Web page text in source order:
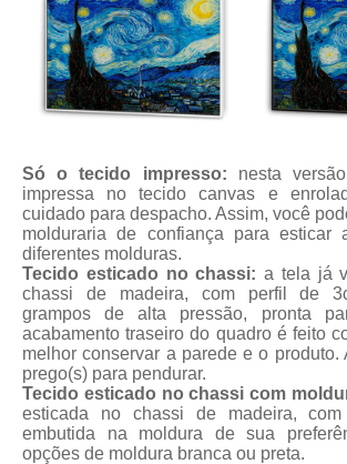
Só o tecido impresso: nesta
impressa no tecido canvas e
cuidado para despacho. Assim, você
molduraria de confiança para
diferentes molduras.
Tecido esticado no chassi: a tela já
chassi de madeira, com perfil de
grampos de alta pressão, pronta
acabamento traseiro do quadro é feito
melhor conservar a parede e o produto.
prego(s) para pendurar.
Tecido esticado no chassi com
esticada no chassi de madeira,
embutida na moldura de sua
opções de moldura branca ou preta.